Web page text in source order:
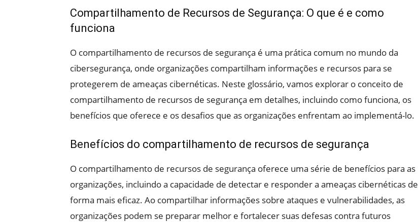
Compartilhamento de Recursos de Segurança: O que é e como
funciona
O compartilhamento de recursos de segurança é uma prática comum no mundo da
cibersegurança, onde organizações compartilham informações e recursos para se
protegerem de ameaças cibernéticas. Neste glossário, vamos explorar o conceito de
compartilhamento de recursos de segurança em detalhes, incluindo como funciona, os
benefícios que oferece e os desafios que as organizações enfrentam ao implementá-lo.
Benefícios do compartilhamento de recursos de segurança
O compartilhamento de recursos de segurança oferece uma série de benefícios para as
organizações, incluindo a capacidade de detectar e responder a ameaças cibernéticas de
forma mais eficaz. Ao compartilhar informações sobre ataques e vulnerabilidades, as
organizações podem se preparar melhor e fortalecer suas defesas contra futuros